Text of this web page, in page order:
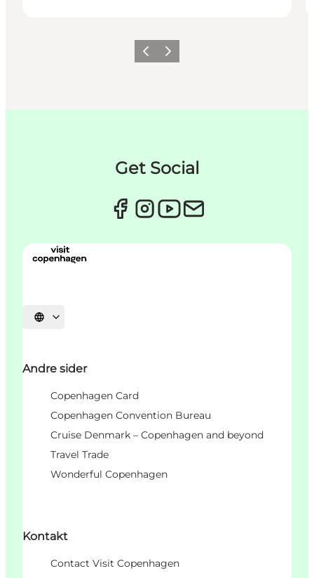
ForrigeNæste
Get Social
Vælg sprog
Andre sider
Copenhagen Card
Copenhagen Convention Bureau
Cruise Denmark – Copenhagen and beyond
Travel Trade
Wonderful Copenhagen
Kontakt
Contact Visit Copenhagen